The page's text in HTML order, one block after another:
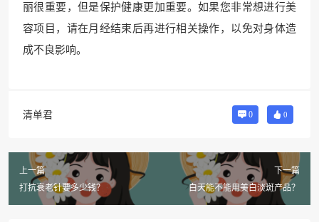
丽很重要，但是保护健康更加重要。如果您非常想进行美
容项目，请在月经结束后再进行相关操作，以免对身体造
成不良影响。
清单君 0 0
上一篇
打抗衰老针要多少钱？
下一篇
白天能不能用美白淡斑产品？